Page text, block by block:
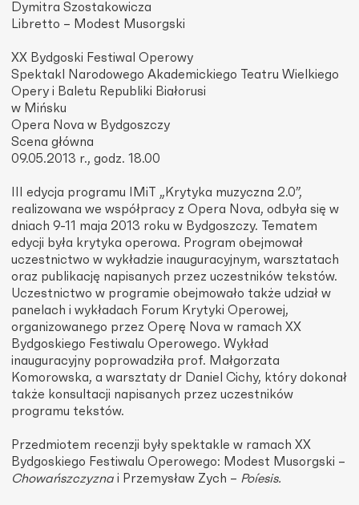
Dymitra Szostakowicza
Libretto – Modest Musorgski
XX Bydgoski Festiwal Operowy
Spektakl Narodowego Akademickiego Teatru Wielkiego
Opery i Baletu Republiki Białorusi
w Mińsku
Opera Nova w Bydgoszczy
Scena główna
09.05.2013 r., godz. 18.00
III edycja programu IMiT „Krytyka muzyczna 2.0”,
realizowana we współpracy z Opera Nova, odbyła się w
dniach 9-11 maja 2013 roku w Bydgoszczy. Tematem
edycji była krytyka operowa. Program obejmował
uczestnictwo w wykładzie inauguracyjnym, warsztatach
oraz publikację napisanych przez uczestników tekstów.
Uczestnictwo w programie obejmowało także udział w
panelach i wykładach Forum Krytyki Operowej,
organizowanego przez Operę Nova w ramach XX
Bydgoskiego Festiwalu Operowego. Wykład
inauguracyjny poprowadziła prof. Małgorzata
Komorowska, a warsztaty dr Daniel Cichy, który dokonał
także konsultacji napisanych przez uczestników
programu tekstów.
Przedmiotem recenzji były spektakle w ramach XX
Bydgoskiego Festiwalu Operowego: Modest Musorgski –
Chowańszczyzna i Przemysław Zych – Poíesis.